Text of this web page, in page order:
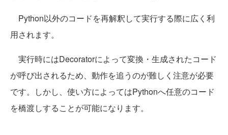
Python以外のコードを再解釈して実行する際に広く利
用されます。
実行時にはDecoratorによって変換・生成されたコード
が呼び出されるため、動作を追うのが難しく注意が必要
です。しかし、使い方によってはPythonへ任意のコード
を橋渡しすることが可能になります。